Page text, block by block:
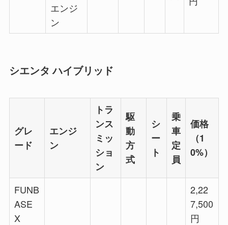
エンジ
ン
シエンタ ハイブリッド
グレ
ード
エンジ
ン
トラ
ンス
ミッ
ショ
ン
駆
動
方
式
シ
ー
ト
乗
車
定
員
価格
（1
0%）
FUNB
ASE
X
2,22
7,500
円